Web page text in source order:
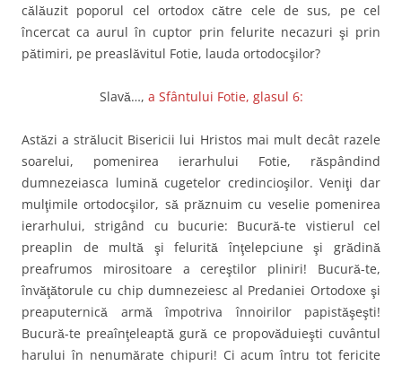
călăuzit poporul cel ortodox către cele de sus, pe cel
încercat ca aurul în cuptor prin felurite necazuri şi prin
pătimiri, pe preaslăvitul Fotie, lauda ortodocşilor?
Slavă…, a Sfântului Fotie, glasul 6:
Astăzi a strălucit Bisericii lui Hristos mai mult decât razele
soarelui, pomenirea ierarhului Fotie, răspândind
dumnezeiasca lumină cugetelor credincioşilor. Veniţi dar
mulţimile ortodocşilor, să prăznuim cu veselie pomenirea
ierarhului, strigând cu bucurie: Bucură-te vistierul cel
preaplin de multă şi felurită înţelepciune şi grădină
preafrumos mirositoare a cereştilor pliniri! Bucură-te,
învăţătorule cu chip dumnezeiesc al Predaniei Ortodoxe şi
preaputernică armă împotriva înnoirilor papistăşeşti!
Bucură-te preaînţeleaptă gură ce propovăduieşti cuvântul
harului în nenumărate chipuri! Ci acum întru tot fericite